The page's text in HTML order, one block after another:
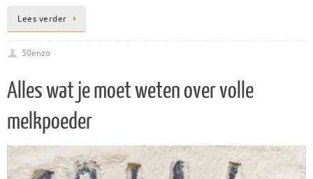
Lees verder
50enzo
Alles wat je moet weten over volle
melkpoeder